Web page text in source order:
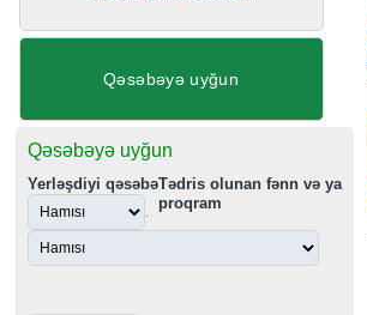
Qəsəbəyə uyğun
Qəsəbəyə uyğun
Yerləşdiyi qəsəbə
.
Tədris olunan fənn və ya
proqram